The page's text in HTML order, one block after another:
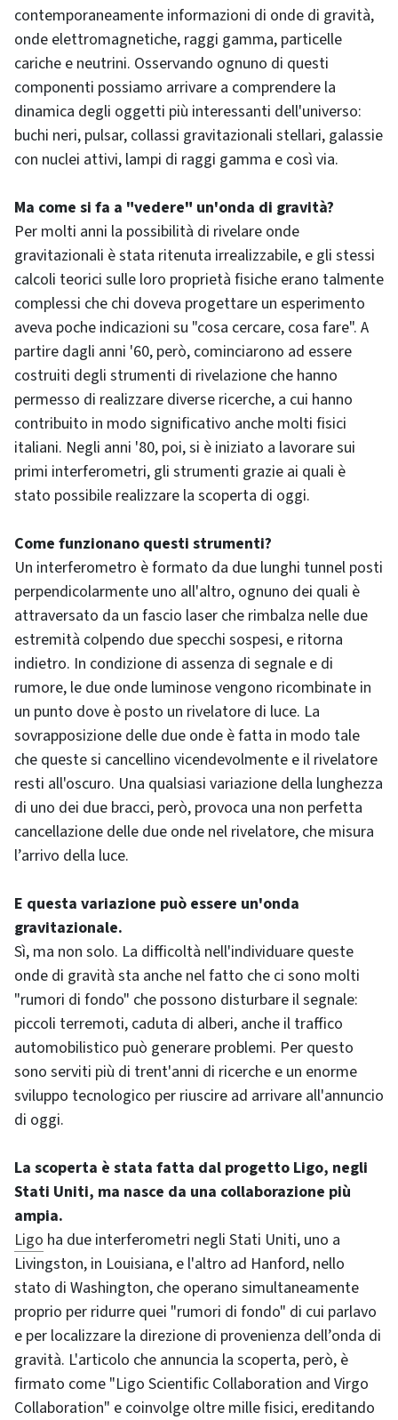
contemporaneamente informazioni di onde di gravità,
onde elettromagnetiche, raggi gamma, particelle
cariche e neutrini. Osservando ognuno di questi
componenti possiamo arrivare a comprendere la
dinamica degli oggetti più interessanti dell'universo:
buchi neri, pulsar, collassi gravitazionali stellari, galassie
con nuclei attivi, lampi di raggi gamma e così via.
Ma come si fa a "vedere" un'onda di gravità?
Per molti anni la possibilità di rivelare onde
gravitazionali è stata ritenuta irrealizzabile, e gli stessi
calcoli teorici sulle loro proprietà fisiche erano talmente
complessi che chi doveva progettare un esperimento
aveva poche indicazioni su "cosa cercare, cosa fare". A
partire dagli anni '60, però, cominciarono ad essere
costruiti degli strumenti di rivelazione che hanno
permesso di realizzare diverse ricerche, a cui hanno
contribuito in modo significativo anche molti fisici
italiani. Negli anni '80, poi, si è iniziato a lavorare sui
primi interferometri, gli strumenti grazie ai quali è
stato possibile realizzare la scoperta di oggi.
Come funzionano questi strumenti?
Un interferometro è formato da due lunghi tunnel posti
perpendicolarmente uno all'altro, ognuno dei quali è
attraversato da un fascio laser che rimbalza nelle due
estremità colpendo due specchi sospesi, e ritorna
indietro. In condizione di assenza di segnale e di
rumore, le due onde luminose vengono ricombinate in
un punto dove è posto un rivelatore di luce. La
sovrapposizione delle due onde è fatta in modo tale
che queste si cancellino vicendevolmente e il rivelatore
resti all'oscuro. Una qualsiasi variazione della lunghezza
di uno dei due bracci, però, provoca una non perfetta
cancellazione delle due onde nel rivelatore, che misura
l’arrivo della luce.
E questa variazione può essere un'onda
gravitazionale.
Sì, ma non solo. La difficoltà nell'individuare queste
onde di gravità sta anche nel fatto che ci sono molti
"rumori di fondo" che possono disturbare il segnale:
piccoli terremoti, caduta di alberi, anche il traffico
automobilistico può generare problemi. Per questo
sono serviti più di trent'anni di ricerche e un enorme
sviluppo tecnologico per riuscire ad arrivare all'annuncio
di oggi.
La scoperta è stata fatta dal progetto Ligo, negli
Stati Uniti, ma nasce da una collaborazione più
ampia.
Ligo ha due interferometri negli Stati Uniti, uno a
Livingston, in Louisiana, e l'altro ad Hanford, nello
stato di Washington, che operano simultaneamente
proprio per ridurre quei "rumori di fondo" di cui parlavo
e per localizzare la direzione di provenienza dell’onda di
gravità. L'articolo che annuncia la scoperta, però, è
firmato come "Ligo Scientific Collaboration and Virgo
Collaboration" e coinvolge oltre mille fisici, ereditando